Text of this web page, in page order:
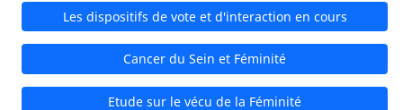
Les dispositifs de vote et d'interaction en cours
Cancer du Sein et Féminité
Etude sur le vécu de la Féminité